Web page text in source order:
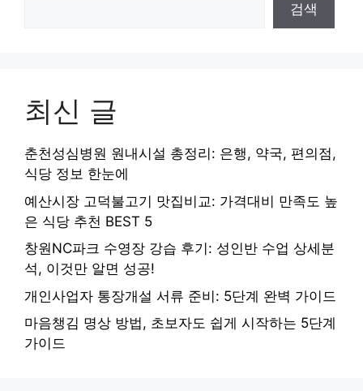
검색
최신 글
춘천성심병원 원내시설 총정리: 은행, 약국, 편의점,
식당 정보 한눈에
예산시장 고덕불고기 맛집비교: 가격대비 만족도 높
은 식당 추천 BEST 5
창원NC파크 수영장 강습 후기: 성인반 수업 상세분
석, 이것만 알면 성공!
개인사업자 통장개설 서류 준비: 5단계 완벽 가이드
마음챙김 명상 방법, 초보자도 쉽게 시작하는 5단계
가이드